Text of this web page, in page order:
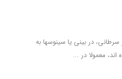
در بینی یا سینوسها به
معمولا در ...